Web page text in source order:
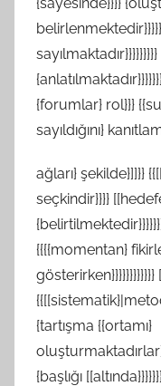
sayılmaktadır}}}}}}}}}
{forumlar} rol}}}
sayıldığını}
ağları} şekilde}]]}}
seçkindir}}}}
{{{{momentan}
gösterirken}}}}}}}}}}}}
{tartışma {{ortamı}
{başlığı